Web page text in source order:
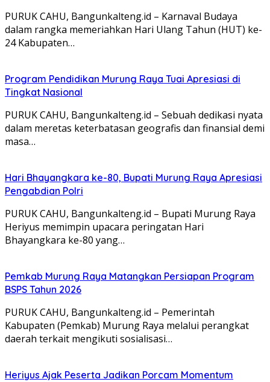
PURUK CAHU, Bangunkalteng.id – Karnaval Budaya
dalam rangka memeriahkan Hari Ulang Tahun (HUT) ke-
24 Kabupaten…
Program Pendidikan Murung Raya Tuai Apresiasi di
Tingkat Nasional
PURUK CAHU, Bangunkalteng.id – Sebuah dedikasi nyata
dalam meretas keterbatasan geografis dan finansial demi
masa…
Hari Bhayangkara ke-80, Bupati Murung Raya Apresiasi
Pengabdian Polri
PURUK CAHU, Bangunkalteng.id – Bupati Murung Raya
Heriyus memimpin upacara peringatan Hari
Bhayangkara ke-80 yang…
Pemkab Murung Raya Matangkan Persiapan Program
BSPS Tahun 2026
PURUK CAHU, Bangunkalteng.id – Pemerintah
Kabupaten (Pemkab) Murung Raya melalui perangkat
daerah terkait mengikuti sosialisasi…
Heriyus Ajak Peserta Jadikan Porcam Momentum